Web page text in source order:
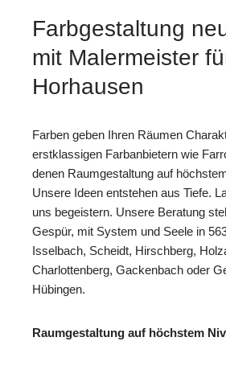
Farbgestaltung
mit Malermeister
Horhausen
Farben geben Ihren Räumen
erstklassigen Farbanbietern wie
denen Raumgestaltung auf
Unsere Ideen entstehen aus Tiefe.
uns begeistern. Unsere Beratung
Gespür, mit System und Seele in
Isselbach, Scheidt, Hirschberg,
Charlottenberg, Gackenbach oder
Hübingen.
Raumgestaltung auf höchstem